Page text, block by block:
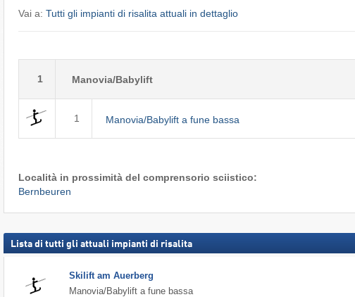
Vai a: Tutti gli impianti di risalita attuali in dettaglio
1 Manovia/Babylift
1 Manovia/Babylift a fune bassa
Località in prossimità del comprensorio sciistico:
Bernbeuren
Lista di tutti gli attuali impianti di risalita
Skilift am Auerberg
Manovia/Babylift a fune bassa